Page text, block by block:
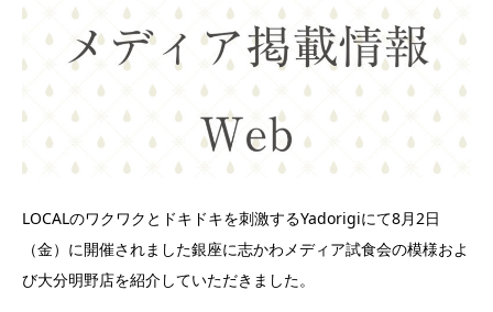
LOCALのワクワクとドキドキを刺激するYadorigiにて8月2日
（金）に開催されました銀座に志かわメディア試食会の模様およ
び大分明野店を紹介していただきました。